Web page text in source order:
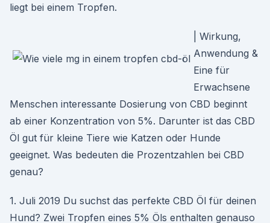
liegt bei einem Tropfen.
| Wirkung,
Anwendung &
Eine für
Erwachsene
Menschen interessante Dosierung von CBD beginnt
ab einer Konzentration von 5%. Darunter ist das CBD
Öl gut für kleine Tiere wie Katzen oder Hunde
geeignet. Was bedeuten die Prozentzahlen bei CBD
genau?
1. Juli 2019 Du suchst das perfekte CBD Öl für deinen
Hund? Zwei Tropfen eines 5% Öls enthalten genauso